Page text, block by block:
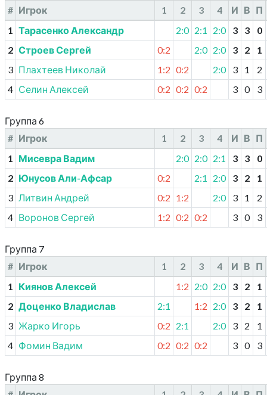
# Игрок 1 2 3 4 И В П
1
Тарасенко Александр 2:0 2:1 2:0 3 3
0
2 Строев Сергей 0:2 2:0 2:0 3 2
1
3 Плахтеев Николай 1:2 0:2 2:0 3 1
2
4 Селин Алексей 0:2 0:2 0:2 3 0 3
Группа 6
# Игрок 1 2 3 4 И В П
1
Мисевра Вадим 2:0 2:0 2:1 3 3
0
2 Юнусов Али-Афсар 0:2 2:1 2:0 3 2
1
3 Литвин Андрей 0:2 1:2 2:0 3 1
2
4 Воронов Сергей 1:2 0:2 0:2 3 0 3
Группа 7
# Игрок 1 2 3 4 И В П
1
Киянов Алексей 1:2 2:0 2:0 3 2
1
2 Доценко Владислав 2:1 1:2 2:0 3 2
1
3 Жарко Игорь 0:2 2:1 2:0 3 2
1
4 Фомин Вадим 0:2 0:2 0:2 3 0 3
Группа 8